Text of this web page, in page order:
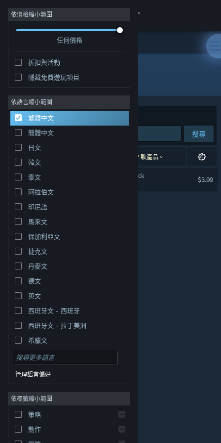
登入
社群
關於
客服
變更語言
取得 Steam 行動應用程式
檢視電腦版網頁
權人在美國與其它國家（地區）之財產。
Cookie
依價格縮小範圍
任何價格
折扣與活動
隱藏免費遊玩項目
依語言縮小範圍
繁體中文
簡體中文
日文
韓文
泰文
阿拉伯文
印尼語
馬來文
保加利亞文
捷克文
丹麥文
德文
英文
西班牙文 - 西班牙
西班牙文 - 拉丁美洲
希臘文
管理語言偏好
依標籤縮小範圍
策略
動作
發行商: Sweet Slush Games
排序依據 相關性
搜尋
1 項相符的搜尋結果。 已根據您的偏好設定排除 2 款產品。
Lyantei - Original Soundtrack
$3.99